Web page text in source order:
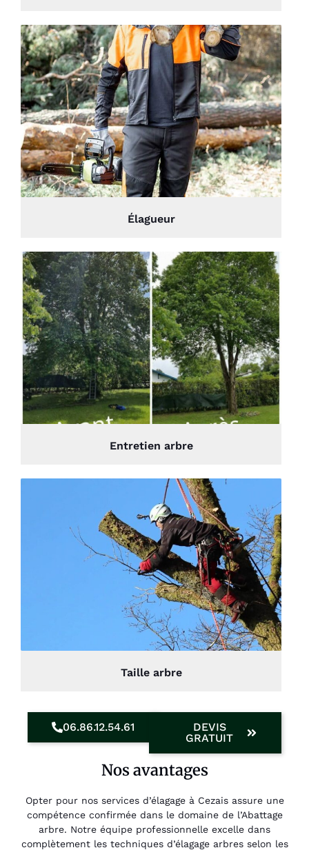
Élagueur
Entretien arbre
Taille arbre
06.86.12.54.61
DEVIS
GRATUIT
Nos avantages
Opter pour nos services d’élagage à Cezais assure une
compétence confirmée dans le domaine de l’Abattage
arbre. Notre équipe professionnelle excelle dans
complètement les techniques d’élagage arbres selon les